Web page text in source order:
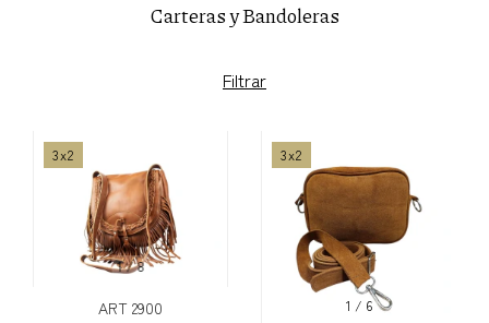
Carteras y Bandoleras
Filtrar
1/8
3x2
ART 2900
1 / 6
3x2